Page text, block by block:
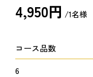
4,950円 /1名様
コース品数
6